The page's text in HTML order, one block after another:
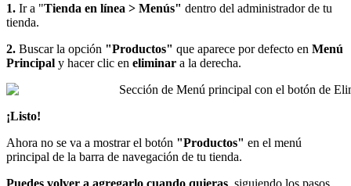
1. Ir a "Tienda en línea > Menús" dentro del administrador de tu
tienda.
2. Buscar la opción "Productos" que aparece por defecto en Menú
Principal y hacer clic en eliminar a la derecha.
¡Listo!
Ahora no se va a mostrar el botón "Productos" en el menú
principal de la barra de navegación de tu tienda.
Puedes volver a agregarlo cuando quieras , siguiendo los pasos